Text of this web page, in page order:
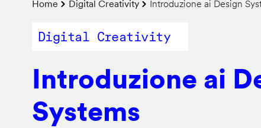
Briciole
di
Home Digital Creativity Introduzione ai Design
Digital Creativity
Introduzione ai
Systems